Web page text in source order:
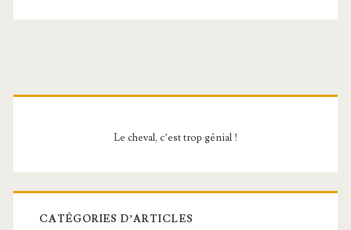
Barre
Le cheval, c’est trop génial !
CATÉGORIES D’ARTICLES